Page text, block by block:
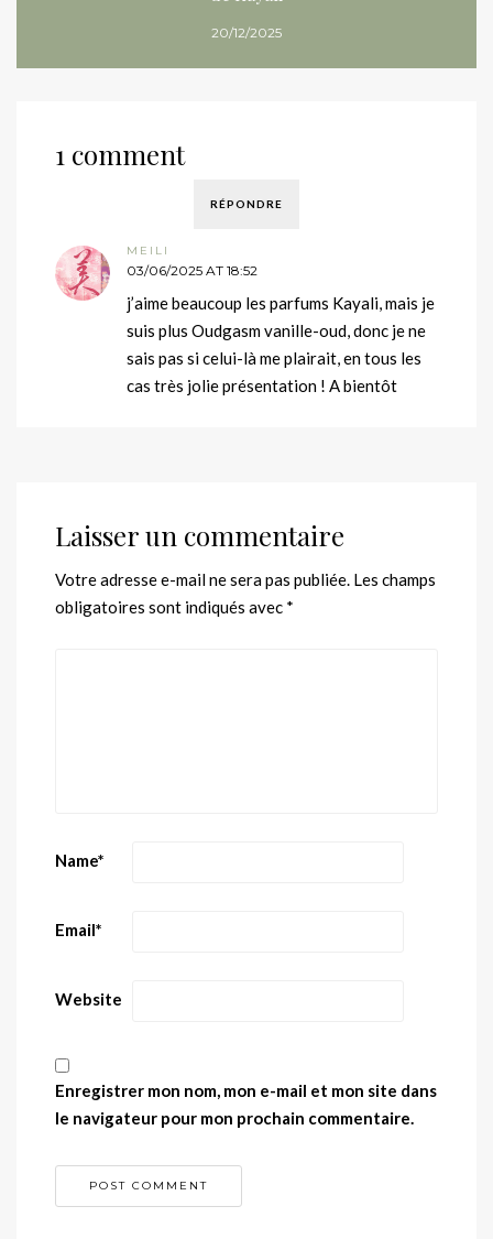
20/12/2025
1 comment
RÉPONDRE
MEILI
03/06/2025 AT 18:52
j’aime beaucoup les parfums Kayali, mais je
suis plus Oudgasm vanille-oud, donc je ne
sais pas si celui-là me plairait, en tous les
cas très jolie présentation ! A bientôt
Laisser un commentaire
Votre adresse e-mail ne sera pas publiée. Les champs
obligatoires sont indiqués avec *
Name*
Email*
Website
Enregistrer mon nom, mon e-mail et mon site dans
le navigateur pour mon prochain commentaire.